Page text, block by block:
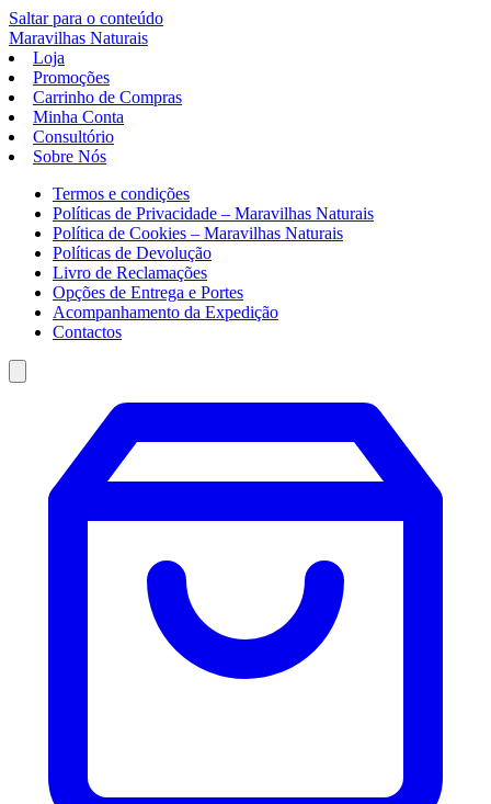
Saltar para o conteúdo
Maravilhas Naturais
Loja
Promoções
Carrinho de Compras
Minha Conta
Consultório
Sobre Nós
Termos e condições
Políticas de Privacidade – Maravilhas Naturais
Política de Cookies – Maravilhas Naturais
Políticas de Devolução
Livro de Reclamações
Opções de Entrega e Portes
Acompanhamento da Expedição
Contactos